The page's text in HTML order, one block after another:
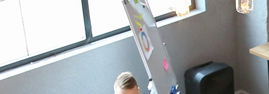
Tous vos capteurs connectés
Compatibilité avec tous les capteurs LoRaWAN du marché